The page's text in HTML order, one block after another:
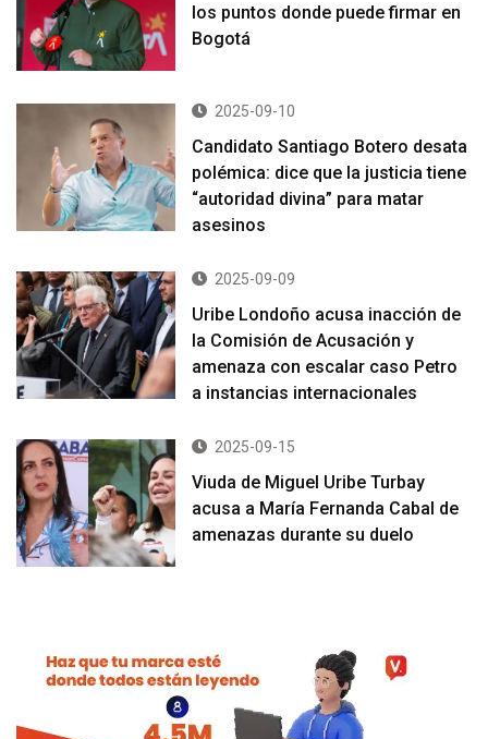
los puntos donde puede firmar en
Bogotá
2025-09-10
Candidato Santiago Botero desata
polémica: dice que la justicia tiene
“autoridad divina” para matar
asesinos
2025-09-09
Uribe Londoño acusa inacción de
la Comisión de Acusación y
amenaza con escalar caso Petro
a instancias internacionales
2025-09-15
Viuda de Miguel Uribe Turbay
acusa a María Fernanda Cabal de
amenazas durante su duelo